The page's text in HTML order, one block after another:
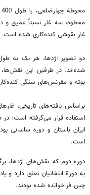
محطوه، سه غار نسبتاً عمیق و
غار نقوشی کنده‌کاری شده است.
شده‌اند. در طرفین این
بوته و مقرنس‌های سنگی
براساس یافته‌های تاریخی،
استفاده قرار می‌گرفته است: در
ایران باستان و دوره ساسانی
است.
دوره دوم که نقش‌های اژدها،
به دورة ایلخانیان تعلق دارد و
چین فراخوانده شده بودند.